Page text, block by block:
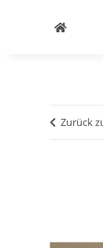
Zurück